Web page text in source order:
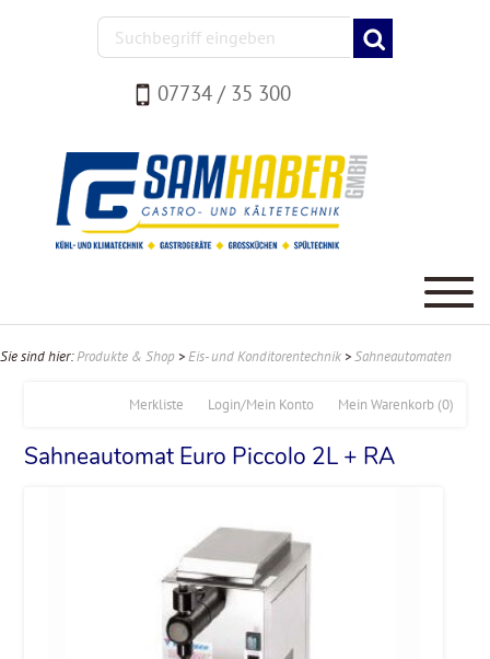
07734 / 35 300
Sie sind hier:Produkte & Shop >Eis- und Konditorentechnik >Sahneautomaten
Mein Warenkorb (0)
Login/Mein Konto
Merkliste
Sahneautomat Euro Piccolo 2L + RA